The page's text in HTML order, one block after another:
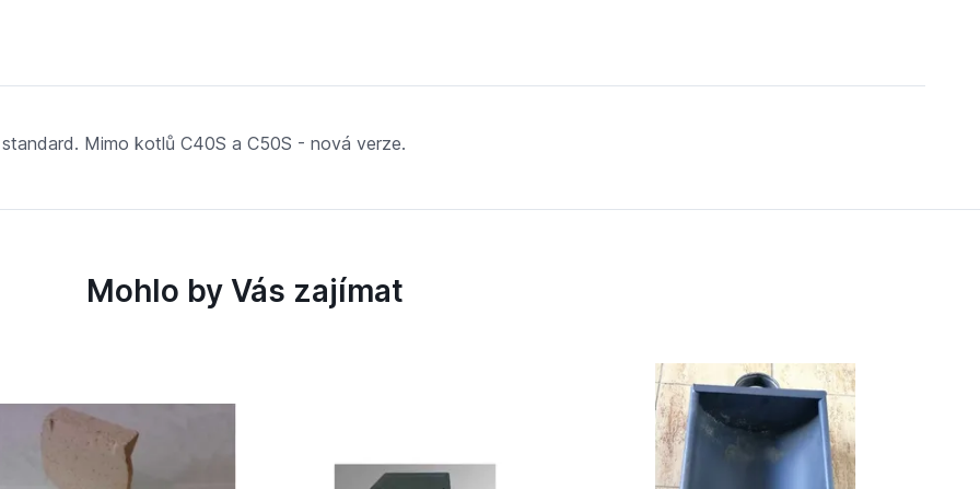
Mimo kotlů C40S a C50S - nová verze.
Mohlo by Vás zajímat